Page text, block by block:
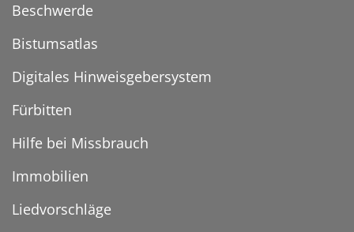
Beschwerde
Bistumsatlas
Digitales Hinweisgebersystem
Fürbitten
Hilfe bei Missbrauch
Immobilien
Liedvorschläge